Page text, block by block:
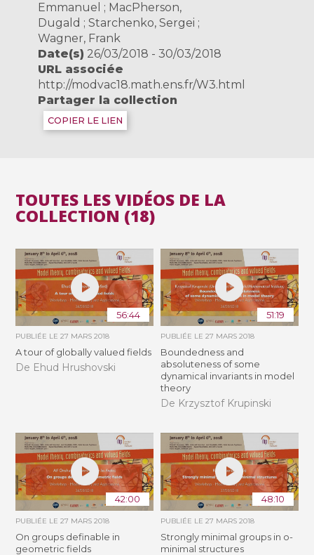
Emmanuel ; MacPherson,
Dugald ; Starchenko, Sergei ;
Wagner, Frank
Date(s) 26/03/2018 - 30/03/2018
URL associée
http://modvac18.math.ens.fr/W3.html
Partager la collection
COPIER LE LIEN
TOUTES LES VIDÉOS DE LA
COLLECTION (18)
56:44
PUBLIÉE LE27 MARS 2018
A tour of globally valued fields
De Ehud Hrushovski
51:19
PUBLIÉE LE 27 MARS 2018
Boundedness and
absoluteness of some
dynamical invariants in model
theory
De Krzysztof Krupinski
42:00
PUBLIÉE LE27 MARS 2018
On groups definable in
geometric fields
48:10
PUBLIÉE LE 27 MARS 2018
Strongly minimal groups in o-
minimal structures